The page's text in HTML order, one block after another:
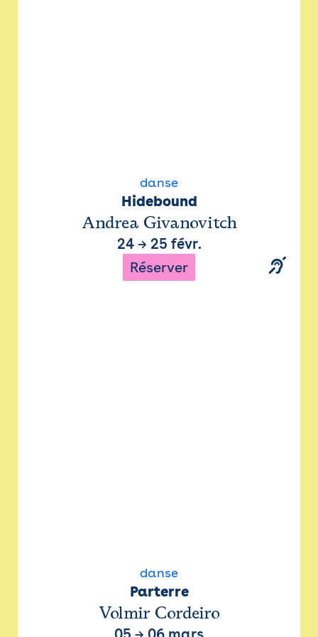
danse
Hidebound
Andrea Givanovitch
24→ 25 févr.
Réserver
danse
Parterre
Volmir Cordeiro